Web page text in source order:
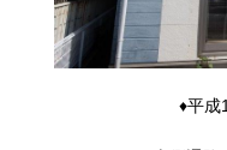
♦平成